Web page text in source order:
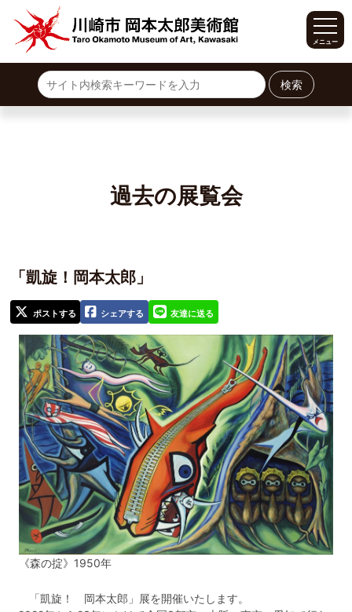
メニュー
ホーム
カフェ・ショップ
美術館について
沿革
美術館年報
収蔵作品検索（外部リンク）
映像コンテンツ
美術館事業報告・評価
岡本太郎について
岡本太郎年表
教育プログラム
お問合せ
日本語 English Download Our Multilingual Brochures
過去の展覧会
「凱旋！岡本太郎」
ポストする シェアする 友達に送る
《森の掟》1950年
「凱旋！ 岡本太郎」展を開催いたします。